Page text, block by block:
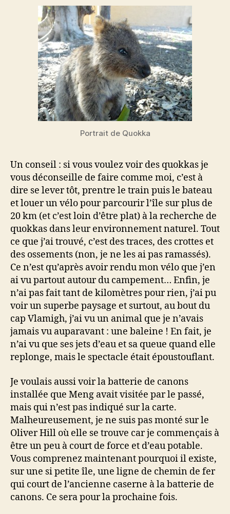
Portrait de Quokka
Un conseil : si vous voulez voir des quokkas je
vous déconseille de faire comme moi, c’est à
dire se lever tôt, prentre le train puis le bateau
et louer un vélo pour parcourir l’île sur plus de
20 km (et c’est loin d’être plat) à la recherche de
quokkas dans leur environnement naturel. Tout
ce que j’ai trouvé, c’est des traces, des crottes et
des ossements (non, je ne les ai pas ramassés).
Ce n’est qu’après avoir rendu mon vélo que j’en
ai vu partout autour du campement… Enfin, je
n’ai pas fait tant de kilomètres pour rien, j’ai pu
voir un superbe paysage et surtout, au bout du
cap Vlamigh, j’ai vu un animal que je n’avais
jamais vu auparavant : une baleine ! En fait, je
n’ai vu que ses jets d’eau et sa queue quand elle
replonge, mais le spectacle était époustouflant.
Je voulais aussi voir la batterie de canons
installée que Meng avait visitée par le passé,
mais qui n’est pas indiqué sur la carte.
Malheureusement, je ne suis pas monté sur le
Oliver Hill où elle se trouve car je commençais à
être un peu à court de force et d’eau potable.
Vous comprenez maintenant pourquoi il existe,
sur une si petite île, une ligne de chemin de fer
qui court de l’ancienne caserne à la batterie de
canons. Ce sera pour la prochaine fois.